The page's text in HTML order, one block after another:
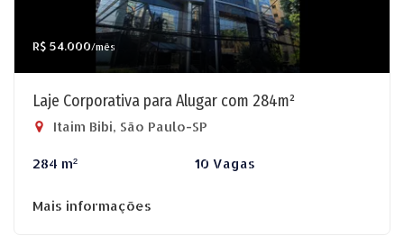
R$ 54.000/mês
Laje Corporativa para Alugar com 284m²
Itaim Bibi, São Paulo-SP
284 m² 10 Vagas
Mais informações